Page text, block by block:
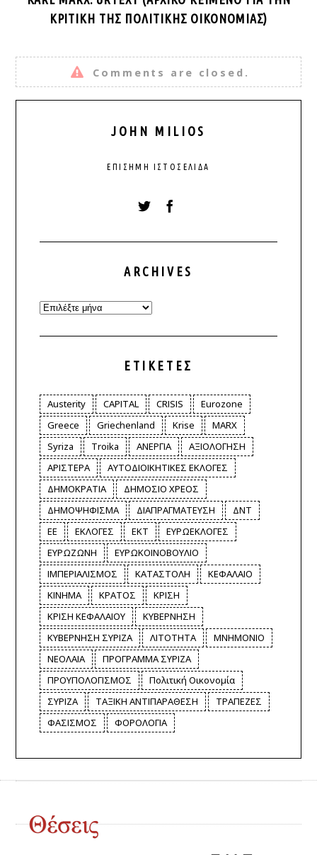
ΚΡΙΤΙΚΉ ΤΗΣ ΠΟΛΙΤΙΚΉΣ ΟΙΚΟΝΟΜΊΑΣ)
Comments are closed.
JOHN MILIOS
ΕΠΊΣΗΜΗ ΙΣΤΟΣΕΛΊΔΑ
ARCHIVES
Archives
ΕΤΙΚΈΤΕΣ
Austerity CAPITAL CRISIS
Eurozone
Greece
Griechenland Krise
MARX
Syriza
Troika ΑΝΕΡΓΙΑ
ΑΞΙΟΛΟΓΗΣΗ
ΑΡΙΣΤΕΡΑ
ΑΥΤΟΔΙΟΙΚΗΤΙΚΕΣ ΕΚΛΟΓΕΣ
ΔΗΜΟΚΡΑΤΙΑ
ΔΗΜΟΣΙΟ ΧΡΕΟΣ
ΔΗΜΟΨΗΦΙΣΜΑ
ΔΙΑΠΡΑΓΜΑΤΕΥΣΗ
ΔΝΤ
ΕΕ
ΕΚΛΟΓΕΣ ΕΚΤ
ΕΥΡΩΕΚΛΟΓΕΣ
ΕΥΡΩΖΩΝΗ
ΕΥΡΩΚΟΙΝΟΒΟΥΛΙΟ
ΙΜΠΕΡΙΑΛΙΣΜΟΣ
ΚΑΤΑΣΤΟΛΗ
ΚΕΦΑΛΑΙΟ
ΚΙΝΗΜΑ
ΚΡΑΤΟΣ
ΚΡΙΣΗ
ΚΡΙΣΗ ΚΕΦΑΛΑΙΟΥ
ΚΥΒΕΡΝΗΣΗ
ΚΥΒΕΡΝΗΣΗ ΣΥΡΙΖΑ
ΛΙΤΟΤΗΤΑ
ΜΝΗΜΟΝΙΟ
ΝΕΟΛΑΙΑ
ΠΡΟΓΡΑΜΜΑ ΣΥΡΙΖΑ
ΠΡΟΥΠΟΛΟΓΙΣΜΟΣ
Πολιτική Οικονομία
ΣΥΡΙΖΑ
ΤΑΞΙΚΗ ΑΝΤΙΠΑΡΑΘΕΣΗ
ΤΡΑΠΕΖΕΣ
ΦΑΣΙΣΜΟΣ
ΦΟΡΟΛΟΓΙΑ